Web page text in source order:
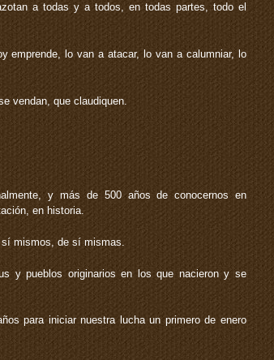
a todas y a todos, en todas partes, todo el
emprende, lo van a atacar, lo van a calumniar, lo
vendan, que claudiquen.
y más de 500 años de conocernos en
en historia.
mismos, de sí mismas.
y pueblos originarios en los que nacieron y se
para iniciar nuestra lucha un primero de enero